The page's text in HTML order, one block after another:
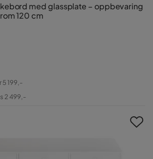
med glassplate – oppbevaring
120 cm
5 199,-
2 499,-